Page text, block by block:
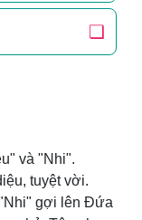
❏
và "Nhi".
tuyệt vời.
gợi lên Đứa